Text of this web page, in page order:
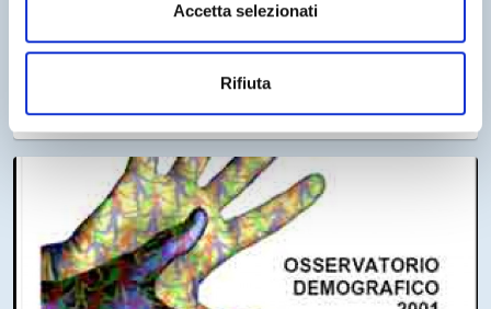
Accetta selezionati
Rifiuta
Osservatorio Demografico 2002
La popolazione modenese e i cittadini stranieri